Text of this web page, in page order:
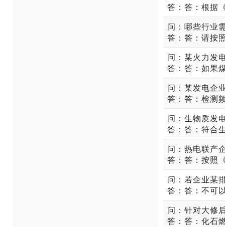
问：哪些行业
问：生物质发
问：针对大修